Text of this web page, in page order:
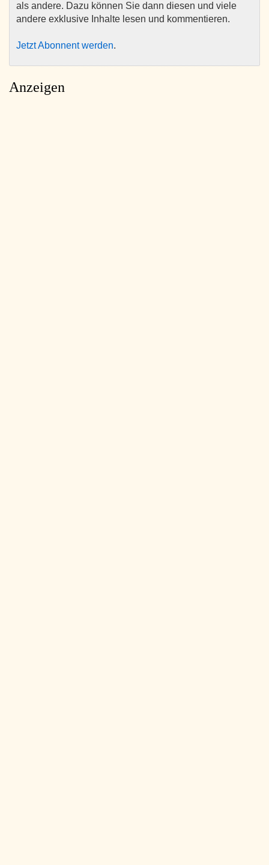
als andere. Dazu können Sie dann diesen und viele
andere exklusive Inhalte lesen und kommentieren.
Jetzt Abonnent werden.
Anzeigen